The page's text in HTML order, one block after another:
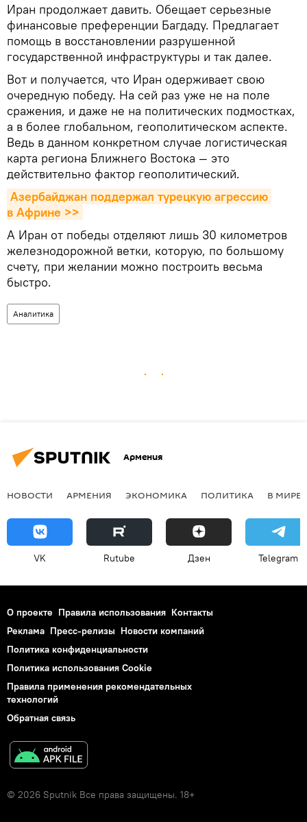
Иран продолжает давить. Обещает серьезные
финансовые преференции Багдаду. Предлагает
помощь в восстановлении разрушенной
государственной инфраструктуры и так далее.
Вот и получается, что Иран одерживает свою
очередную победу. На сей раз уже не на поле
сражения, и даже не на политических подмостках,
а в более глобальном, геополитическом аспекте.
Ведь в данном конкретном случае логистическая
карта региона Ближнего Востока — это
действительно фактор геополитический.
Азербайджан поддержал турецкую агрессию
в Африне >>
А Иран от победы отделяют лишь 30 километров
железнодорожной ветки, которую, по большому
счету, при желании можно построить весьма
быстро.
Аналитика
Армения
НОВОСТИ АРМЕНИЯ ЭКОНОМИКА ПОЛИТИКА В МИРЕ
VK Rutube Дзен Telegram
О проекте Правила использования Контакты
Реклама Пресс-релизы Новости компаний
Политика конфиденциальности
Политика использования Cookie
Правила применения рекомендательных
технологий
Обратная связь
© 2026 Sputnik Все права защищены. 18+